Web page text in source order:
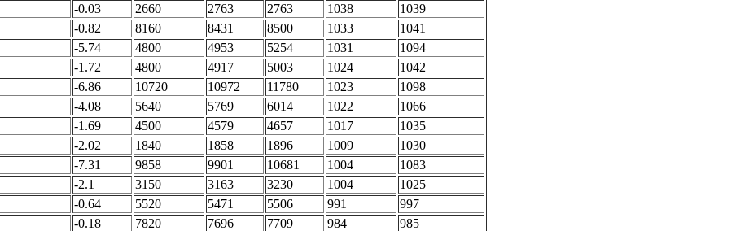
-0.03 2660 2763 2763 1038
1039
-0.82 8160 8431 8500 1033
1041
-5.74 4800 4953 5254 1031
1094
-1.72 4800 4917 5003 1024
1042
-6.86 10720 10972 11780 1023
1098
-4.08 5640 5769 6014 1022
1066
-1.69 4500 4579 4657 1017
1035
-2.02 1840 1858 1896 1009
1030
-7.31 9858 9901 10681 1004
1083
-2.1 3150 3163 3230 1004
1025
-0.64 5520 5471 5506 991
997
-0.18 7820 7696 7709 984
985